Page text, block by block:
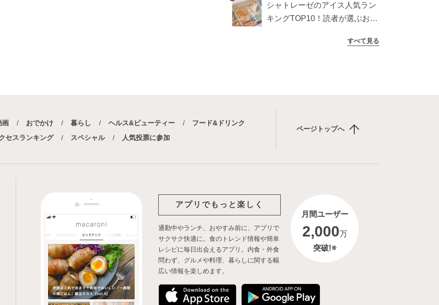
シャトレーゼのアイス人気ラン
キングTOP10！読者が選ぶおす
すべて見る
画 おでかけ 暮らし ヘルス&ビューティー
フード&ドリンク
セスランキング
スペシャル 人気投票に参加
ページトップへ
アプリでもっと楽しく
通勤中やランチ、おやすみ前に、アプリで
サクサク快適に。食のトレンド情報や簡単
レシピに毎日出会えるアプリ。内食・外食
問わず、グルメや料理、暮らしに関する幅
広い情報を楽しめます。
月間ユーザー
2,000万
突破!※